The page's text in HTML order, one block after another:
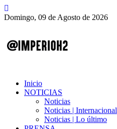
Domingo, 09 de Agosto de 2026
Inicio
NOTICIAS
Noticias
Noticias | Internacional
Noticias | Lo último